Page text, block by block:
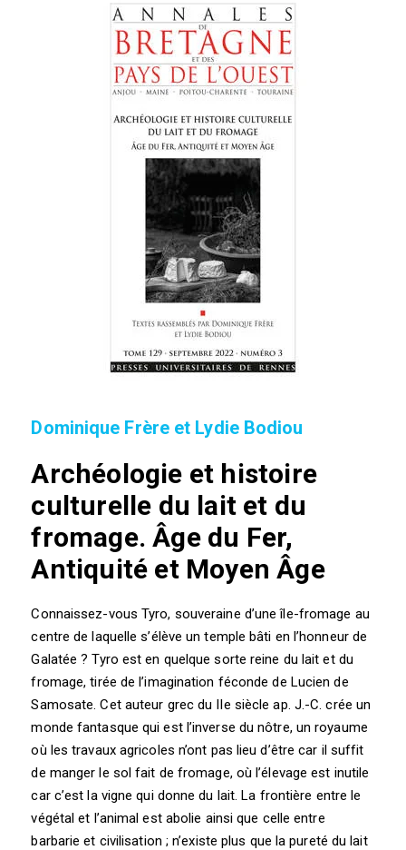
Dominique Frère et Lydie Bodiou
Archéologie et histoire
culturelle du lait et du
fromage. Âge du Fer,
Antiquité et Moyen Âge
Connaissez-vous Tyro, souveraine d’une île-fromage au
centre de laquelle s’élève un temple bâti en l’honneur de
Galatée ? Tyro est en quelque sorte reine du lait et du
fromage, tirée de l’imagination féconde de Lucien de
Samosate. Cet auteur grec du IIe siècle ap. J.-C. crée un
monde fantasque qui est l’inverse du nôtre, un royaume
où les travaux agricoles n’ont pas lieu d’être car il suffit
de manger le sol fait de fromage, où l’élevage est inutile
car c’est la vigne qui donne du lait. La frontière entre le
végétal et l’animal est abolie ainsi que celle entre
barbarie et civilisation ; n’existe plus que la pureté du lait